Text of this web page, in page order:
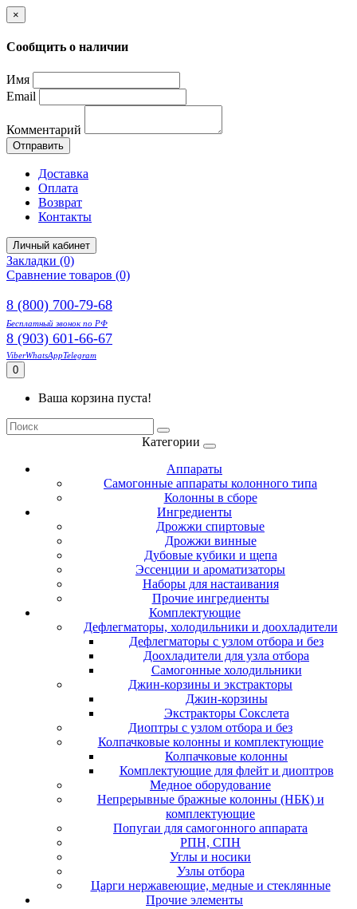
×
Сообщить о наличии
Имя
Email
Комментарий
Отправить
Доставка
Оплата
Возврат
Контакты
Личный кабинет
Закладки (0)
Сравнение товаров (0)
8 (800) 700-79-68
Бесплатный звонок по РФ
8 (903) 601-66-67
ViberWhatsAppTelegram
0
Ваша корзина пуста!
Категории
Аппараты
Самогонные аппараты колонного типа
Колонны в сборе
Ингредиенты
Дрожжи спиртовые
Дрожжи винные
Дубовые кубики и щепа
Эссенции и ароматизаторы
Наборы для настаивания
Прочие ингредиенты
Комплектующие
Дефлегматоры, холодильники и доохладители
Дефлегматоры с узлом отбора и без
Доохладители для узла отбора
Самогонные холодильники
Джин-корзины и экстракторы
Джин-корзины
Экстракторы Сокслета
Диоптры с узлом отбора и без
Колпачковые колонны и комплектующие
Колпачковые колонны
Комплектующие для флейт и диоптров
Медное оборудование
Непрерывные бражные колонны (НБК) и
комплектующие
Попугаи для самогонного аппарата
РПН, СПН
Углы и носики
Узлы отбора
Царги нержавеющие, медные и стеклянные
Прочие элементы